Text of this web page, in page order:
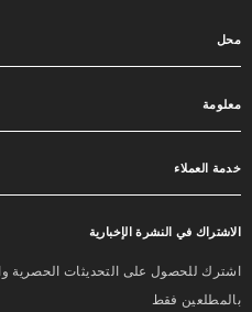
محل
معلومة
خدمة العملاء
الاشتراك في النشرة الإخبارية
اشترك للحصول على التحديثات الحصرية
بالمطلعين فقط